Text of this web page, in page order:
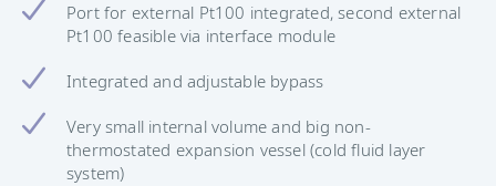
Port for external Pt100 integrated, second external
Pt100 feasible via interface module
Integrated and adjustable bypass
Very small internal volume and big non-
thermostated expansion vessel (cold fluid layer
system)